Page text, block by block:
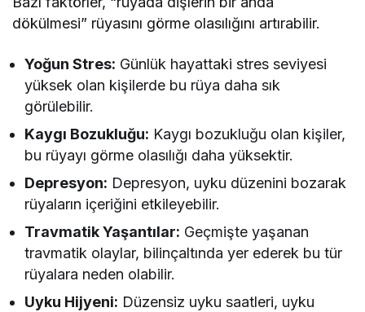
dökülmesi” rüyasını görme olasılığını artırabilir.
Yoğun Stres: Günlük hayattaki stres seviyesi
yüksek olan kişilerde bu rüya daha sık
görülebilir.
Kaygı Bozukluğu: Kaygı bozukluğu olan kişiler,
bu rüyayı görme olasılığı daha yüksektir.
Depresyon: Depresyon, uyku düzenini bozarak
rüyaların içeriğini etkileyebilir.
Travmatik Yaşantılar: Geçmişte yaşanan
travmatik olaylar, bilinçaltında yer ederek bu tür
rüyalara neden olabilir.
Uyku Hijyeni: Düzensiz uyku saatleri, uyku